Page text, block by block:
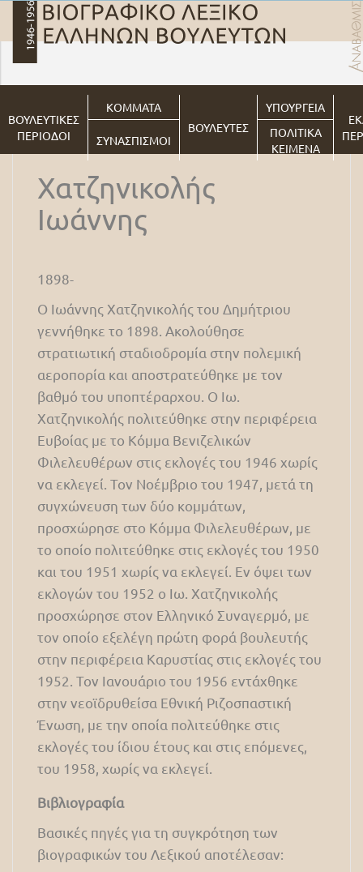
ΒΟΥΛΕΥΤΙΚΕΣ
ΠΕΡΙΟΔΟΙ
ΚΟΜΜΑΤΑ
ΒΟΥΛΕΥΤΕΣ
ΥΠΟΥΡΓΕΙΑ
ΣΥΝΑΣΠΙΣΜΟΙ
ΠΟΛΙΤΙΚΑ
ΚΕΙΜΕΝΑ
Χατζηνικολής
Ιωάννης
1898-
Ο Ιωάννης Χατζηνικολής του Δημήτριου
γεννήθηκε το 1898. Ακολούθησε
στρατιωτική σταδιοδρομία στην πολεμική
αεροπορία και αποστρατεύθηκε με τον
βαθμό του υποπτέραρχου. Ο Ιω.
Χατζηνικολής πολιτεύθηκε στην περιφέρεια
Ευβοίας με το Κόμμα Βενιζελικών
Φιλελευθέρων στις εκλογές του 1946 χωρίς
να εκλεγεί. Τον Νοέμβριο του 1947, μετά τη
συγχώνευση των δύο κομμάτων,
προσχώρησε στο Κόμμα Φιλελευθέρων, με
το οποίο πολιτεύθηκε στις εκλογές του 1950
και του 1951 χωρίς να εκλεγεί. Εν όψει των
εκλογών του 1952 ο Ιω. Χατζηνικολής
προσχώρησε στον Ελληνικό Συναγερμό, με
τον οποίο εξελέγη πρώτη φορά βουλευτής
στην περιφέρεια Καρυστίας στις εκλογές του
1952. Τον Ιανουάριο του 1956 εντάχθηκε
στην νεοϊδρυθείσα Εθνική Ριζοσπαστική
Ένωση, με την οποία πολιτεύθηκε στις
εκλογές του ίδιου έτους και στις επόμενες,
του 1958, χωρίς να εκλεγεί.
Βιβλιογραφία
Βασικές πηγές για τη συγκρότηση των
βιογραφικών του Λεξικού αποτέλεσαν: